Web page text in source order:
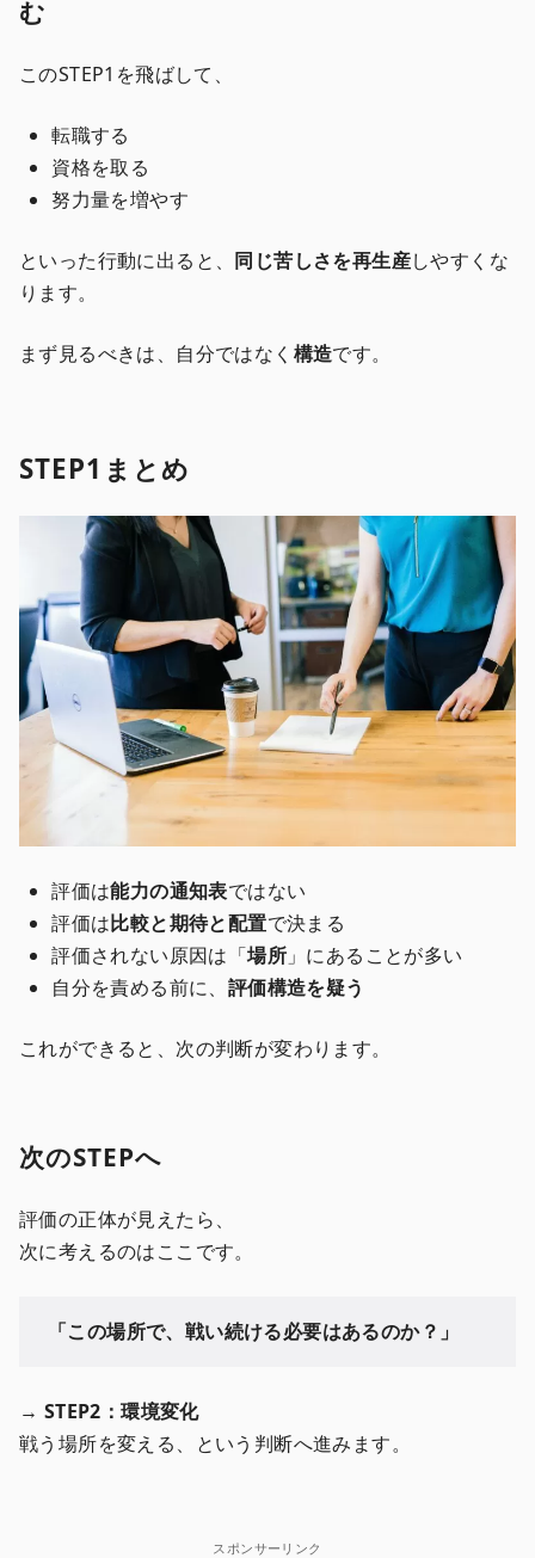
む
このSTEP1を飛ばして、
転職する
資格を取る
努力量を増やす
といった行動に出ると、 同じ苦しさを再生産しやすくな
ります。
まず見るべきは、自分ではなく 構造です。
STEP1まとめ
評価は能力の通知表ではない
評価は比較と期待と配置で決まる
評価されない原因は「場所」にあることが多い
自分を責める前に、 評価構造を疑う
これができると、次の判断が変わります。
次のSTEPへ
評価の正体が見えたら、
次に考えるのはここです。
「この場所で、戦い続ける必要はあるのか？」
→ STEP2：環境変化
戦う場所を変える、という判断へ進みます。
スポンサーリンク